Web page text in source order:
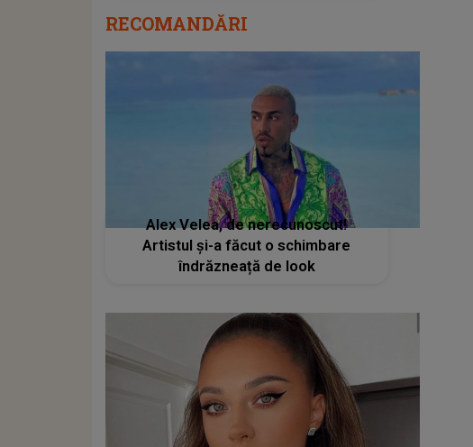
RECOMANDĂRI
Alex Velea, de nerecunoscut!
Artistul și-a făcut o schimbare
îndrăzneață de look